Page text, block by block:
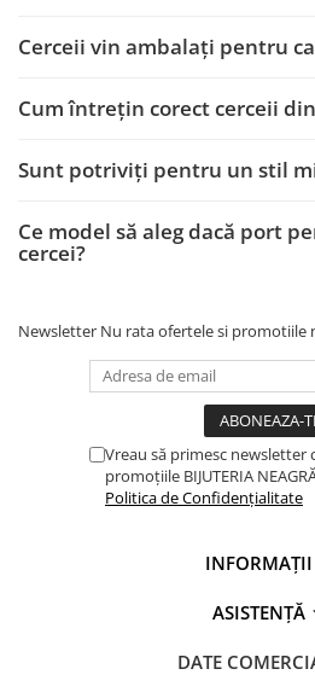
Cerceii vin ambalați pentru
Cum întrețin corect cerceii
Sunt potriviți pentru un stil
Ce model să aleg dacă port
cercei?
Newsletter Nu rata ofertele si promotiile
Vreau să primesc newsletter
promoțiile BIJUTERIA
Politica de Confidențialitate
INFORMAȚII
ASISTENȚĂ
DATE